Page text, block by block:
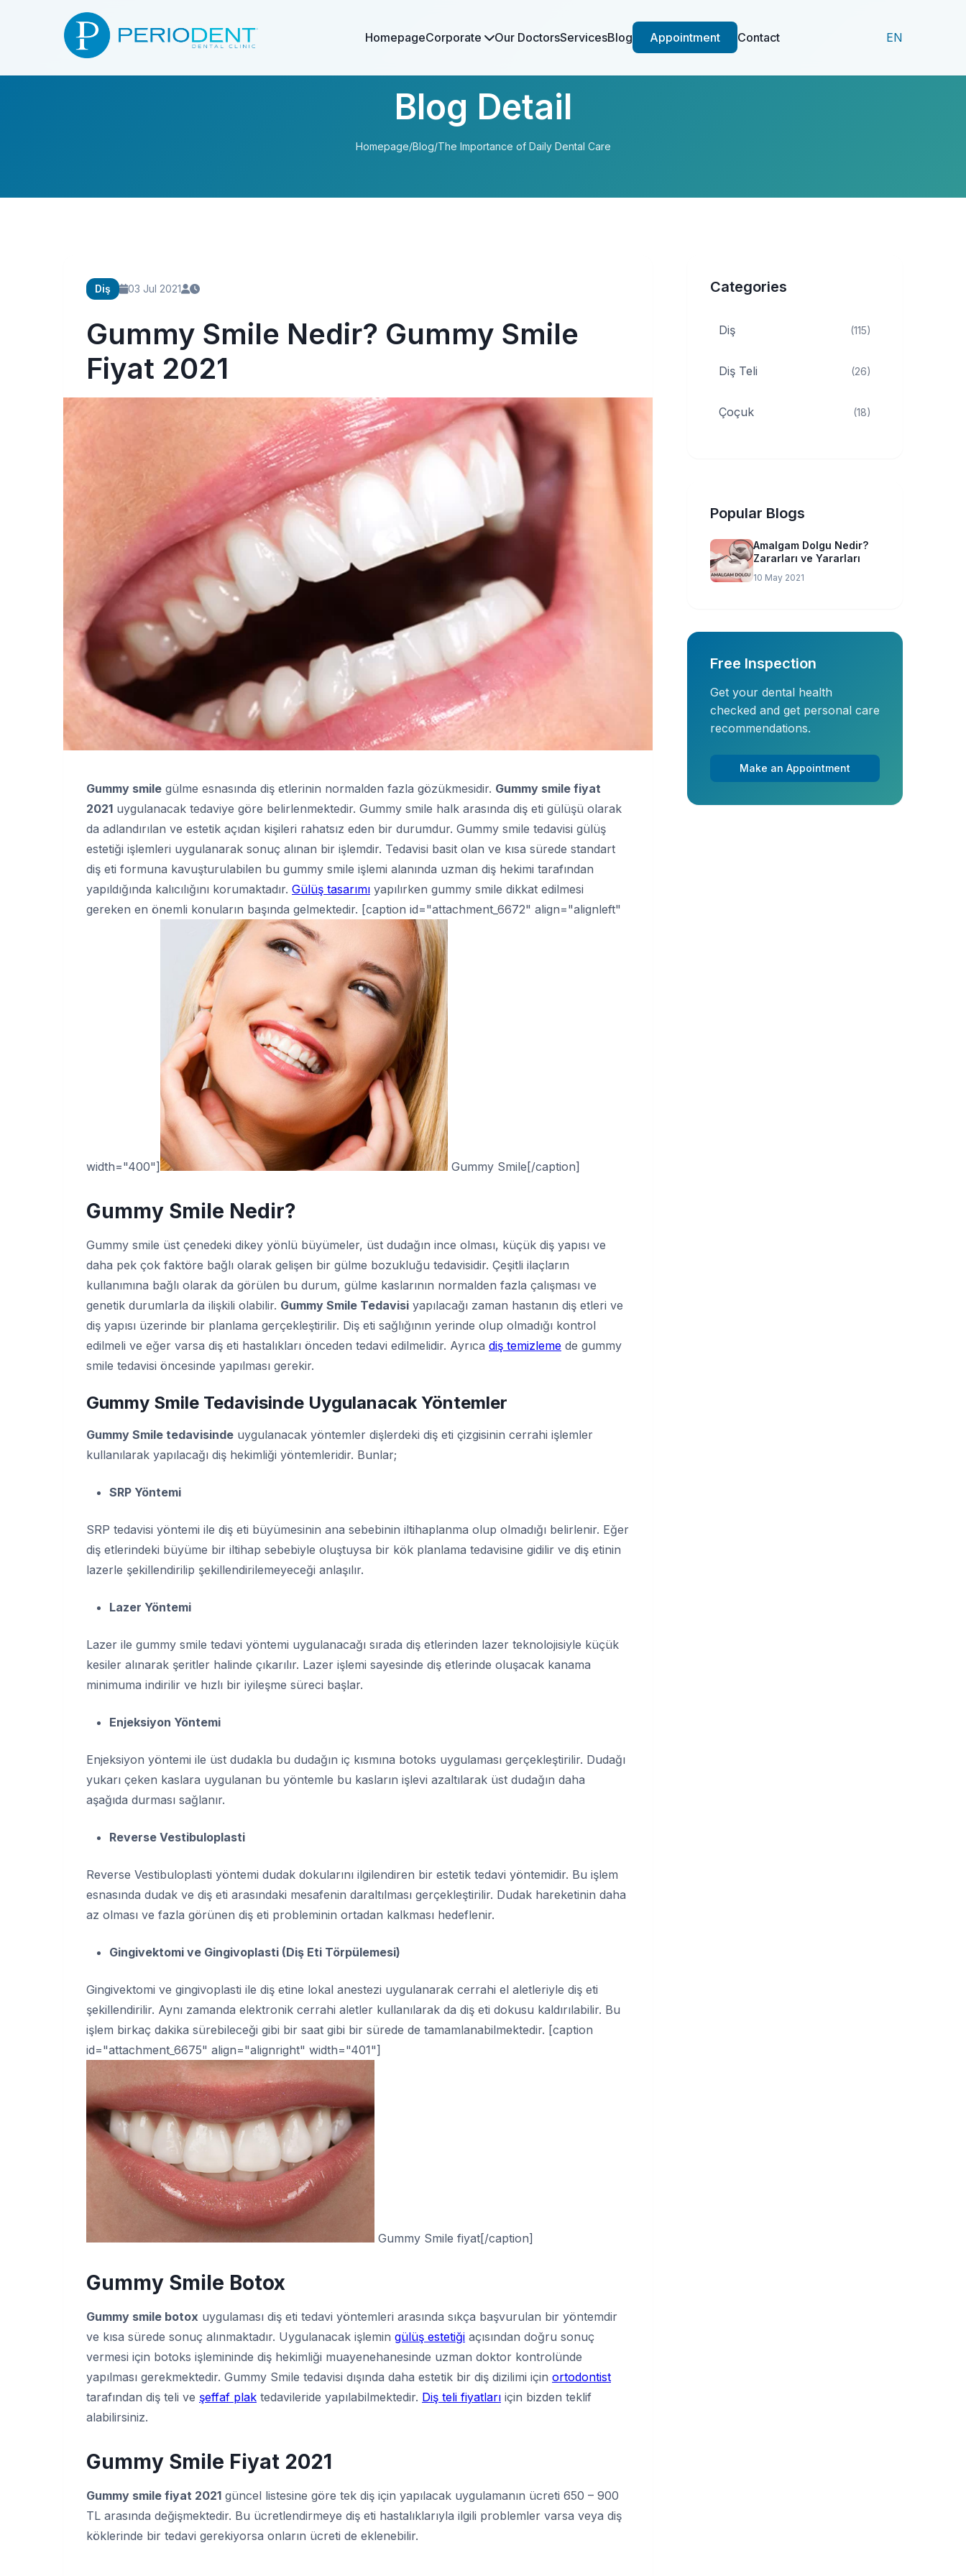
HomepageCorporate Our DoctorsServicesBlog Appointment Contact EN
Blog Detail
Homepage/Blog/The Importance of Daily Dental Care
Diş 03 Jul 2021
Gummy Smile Nedir? Gummy Smile
Fiyat 2021
Gummy smile gülme esnasında diş etlerinin normalden fazla gözükmesidir. Gummy smile fiyat
2021 uygulanacak tedaviye göre belirlenmektedir. Gummy smile halk arasında diş eti gülüşü olarak
da adlandırılan ve estetik açıdan kişileri rahatsız eden bir durumdur. Gummy smile tedavisi gülüş
estetiği işlemleri uygulanarak sonuç alınan bir işlemdir. Tedavisi basit olan ve kısa sürede standart
diş eti formuna kavuşturulabilen bu gummy smile işlemi alanında uzman diş hekimi tarafından
yapıldığında kalıcılığını korumaktadır. Gülüş tasarımı yapılırken gummy smile dikkat edilmesi
gereken en önemli konuların başında gelmektedir. [caption id="attachment_6672" align="alignleft"
width="400"] Gummy Smile[/caption]
Gummy Smile Nedir?
Gummy smile üst çenedeki dikey yönlü büyümeler, üst dudağın ince olması, küçük diş yapısı ve
daha pek çok faktöre bağlı olarak gelişen bir gülme bozukluğu tedavisidir. Çeşitli ilaçların
kullanımına bağlı olarak da görülen bu durum, gülme kaslarının normalden fazla çalışması ve
genetik durumlarla da ilişkili olabilir. Gummy Smile Tedavisi yapılacağı zaman hastanın diş etleri ve
diş yapısı üzerinde bir planlama gerçekleştirilir. Diş eti sağlığının yerinde olup olmadığı kontrol
edilmeli ve eğer varsa diş eti hastalıkları önceden tedavi edilmelidir. Ayrıca diş temizleme de gummy
smile tedavisi öncesinde yapılması gerekir.
Gummy Smile Tedavisinde Uygulanacak Yöntemler
Gummy Smile tedavisinde uygulanacak yöntemler dişlerdeki diş eti çizgisinin cerrahi işlemler
kullanılarak yapılacağı diş hekimliği yöntemleridir. Bunlar;
SRP Yöntemi
SRP tedavisi yöntemi ile diş eti büyümesinin ana sebebinin iltihaplanma olup olmadığı belirlenir. Eğer
diş etlerindeki büyüme bir iltihap sebebiyle oluştuysa bir kök planlama tedavisine gidilir ve diş etinin
lazerle şekillendirilip şekillendirilemeyeceği anlaşılır.
Lazer Yöntemi
Lazer ile gummy smile tedavi yöntemi uygulanacağı sırada diş etlerinden lazer teknolojisiyle küçük
kesiler alınarak şeritler halinde çıkarılır. Lazer işlemi sayesinde diş etlerinde oluşacak kanama
minimuma indirilir ve hızlı bir iyileşme süreci başlar.
Enjeksiyon Yöntemi
Enjeksiyon yöntemi ile üst dudakla bu dudağın iç kısmına botoks uygulaması gerçekleştirilir. Dudağı
yukarı çeken kaslara uygulanan bu yöntemle bu kasların işlevi azaltılarak üst dudağın daha
aşağıda durması sağlanır.
Reverse Vestibuloplasti
Reverse Vestibuloplasti yöntemi dudak dokularını ilgilendiren bir estetik tedavi yöntemidir. Bu işlem
esnasında dudak ve diş eti arasındaki mesafenin daraltılması gerçekleştirilir. Dudak hareketinin daha
az olması ve fazla görünen diş eti probleminin ortadan kalkması hedeflenir.
Gingivektomi ve Gingivoplasti (Diş Eti Törpülemesi)
Gingivektomi ve gingivoplasti ile diş etine lokal anestezi uygulanarak cerrahi el aletleriyle diş eti
şekillendirilir. Aynı zamanda elektronik cerrahi aletler kullanılarak da diş eti dokusu kaldırılabilir. Bu
işlem birkaç dakika sürebileceği gibi bir saat gibi bir sürede de tamamlanabilmektedir. [caption
id="attachment_6675" align="alignright" width="401"]
Gummy Smile fiyat[/caption]
Gummy Smile Botox
Gummy smile botox uygulaması diş eti tedavi yöntemleri arasında sıkça başvurulan bir yöntemdir
ve kısa sürede sonuç alınmaktadır. Uygulanacak işlemin gülüş estetiği açısından doğru sonuç
vermesi için botoks işlemininde diş hekimliği muayenehanesinde uzman doktor kontrolünde
yapılması gerekmektedir. Gummy Smile tedavisi dışında daha estetik bir diş dizilimi için ortodontist
tarafından diş teli ve şeffaf plak tedavileride yapılabilmektedir. Diş teli fiyatları için bizden teklif
alabilirsiniz.
Gummy Smile Fiyat 2021
Gummy smile fiyat 2021 güncel listesine göre tek diş için yapılacak uygulamanın ücreti 650 – 900
TL arasında değişmektedir. Bu ücretlendirmeye diş eti hastalıklarıyla ilgili problemler varsa veya diş
köklerinde bir tedavi gerekiyorsa onların ücreti de eklenebilir.
Categories
Diş (115)
Diş Teli (26)
Çoçuk (18)
Popular Blogs
Amalgam Dolgu Nedir?
Zararları ve Yararları
10 May 2021
Free Inspection
Get your dental health
checked and get personal care
recommendations.
Make an Appointment